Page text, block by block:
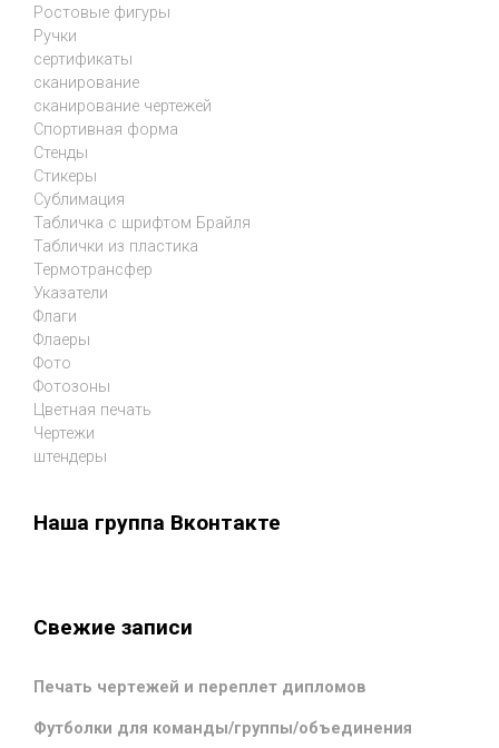
Ростовые фигуры
Ручки
сертификаты
сканирование
сканирование чертежей
Спортивная форма
Стенды
Стикеры
Сублимация
Табличка с шрифтом Брайля
Таблички из пластика
Термотрансфер
Указатели
Флаги
Флаеры
Фото
Фотозоны
Цветная печать
Чертежи
штендеры
Наша группа Вконтакте
Свежие записи
Печать чертежей и переплет дипломов
Футболки для команды/группы/объединения